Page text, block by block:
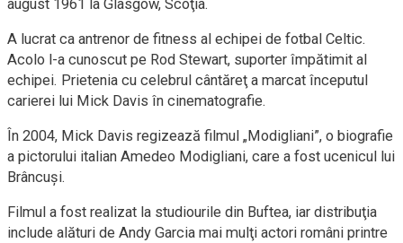
august 1961 la Glasgow, Scoţia.
A lucrat ca antrenor de fitness al echipei de fotbal Celtic.
Acolo l-a cunoscut pe Rod Stewart, suporter împătimit al
echipei. Prietenia cu celebrul cântăreţ a marcat începutul
carierei lui Mick Davis în cinematografie.
În 2004, Mick Davis regizează filmul „Modigliani”, o biografie
a pictorului italian Amedeo Modigliani, care a fost ucenicul lui
Brâncuşi.
Filmul a fost realizat la studiourile din Buftea, iar distribuţia
include alături de Andy Garcia mai mulţi actori români printre